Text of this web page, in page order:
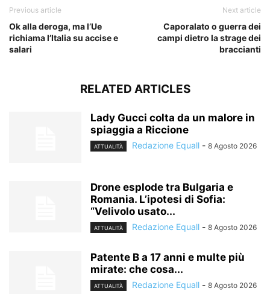
Previous article
Ok alla deroga, ma l’Ue
richiama l’Italia su accise e
salari
Next article
Caporalato o guerra dei
campi dietro la strage dei
braccianti
RELATED ARTICLES
Lady Gucci colta da un malore in
spiaggia a Riccione
ATTUALITÀ Redazione Equall - 8 Agosto 2026
Drone esplode tra Bulgaria e
Romania. L’ipotesi di Sofia:
“Velivolo usato...
ATTUALITÀ Redazione Equall - 8 Agosto 2026
Patente B a 17 anni e multe più
mirate: che cosa...
ATTUALITÀ Redazione Equall - 8 Agosto 2026